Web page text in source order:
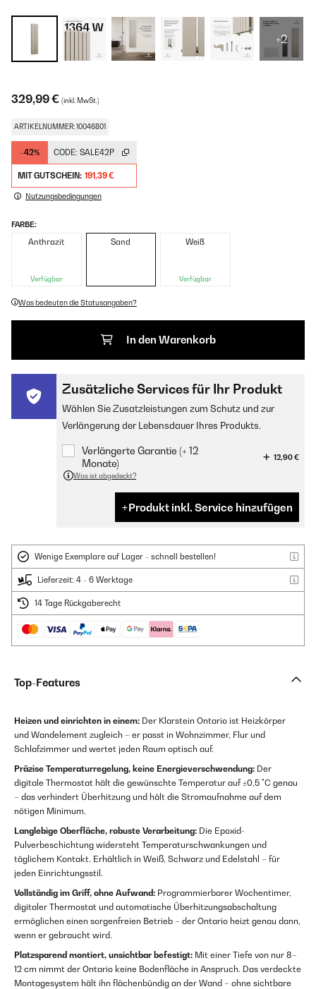
+2
329,99 € (inkl. MwSt.)
ARTIKELNUMMER: 10046801
-42% CODE: SALE42P
MIT GUTSCHEIN: 191,39 €
Nutzungsbedingungen
FARBE:
Anthrazit
Verfügbar
Sand Weiß
Verfügbar
Was bedeuten die Statusangaben?
In den Warenkorb
Zusätzliche Services für Ihr Produkt
Wählen Sie Zusatzleistungen zum Schutz und zur
Verlängerung der Lebensdauer Ihres Produkts.
Verlängerte Garantie (+ 12
Monate)
12,90 €
Was ist abgedeckt?
Produkt inkl. Service hinzufügen
Wenige Exemplare auf Lager - schnell bestellen!
Lieferzeit: 4 - 6 Werktage
14 Tage Rückgaberecht
Top-Features
Heizen und einrichten in einem: Der Klarstein Ontario ist Heizkörper
und Wandelement zugleich – er passt in Wohnzimmer, Flur und
Schlafzimmer und wertet jeden Raum optisch auf.
Präzise Temperaturregelung, keine Energieverschwendung: Der
digitale Thermostat hält die gewünschte Temperatur auf ±0,5 °C genau
– das verhindert Überhitzung und hält die Stromaufnahme auf dem
nötigen Minimum.
Langlebige Oberfläche, robuste Verarbeitung: Die Epoxid-
Pulverbeschichtung widersteht Temperaturschwankungen und
täglichem Kontakt. Erhältlich in Weiß, Schwarz und Edelstahl – für
jeden Einrichtungsstil.
Vollständig im Griff, ohne Aufwand: Programmierbarer Wochentimer,
digitaler Thermostat und automatische Überhitzungsabschaltung
ermöglichen einen sorgenfreien Betrieb – der Ontario heizt genau dann,
wenn er gebraucht wird.
Platzsparend montiert, unsichtbar befestigt: Mit einer Tiefe von nur 8–
12 cm nimmt der Ontario keine Bodenfläche in Anspruch. Das verdeckte
Montagesystem hält ihn flächenbündig an der Wand – ohne sichtbare